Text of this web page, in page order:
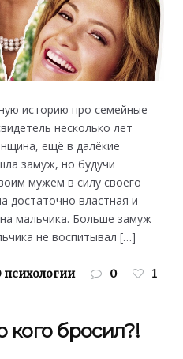
историю про семейные
несколько лет
ещё в далёкие
замуж, но будучи
мужем в силу своего
достаточно властная и
мальчика. Больше замуж
не воспитывал […]
психологии 0 1
кого бросил?!